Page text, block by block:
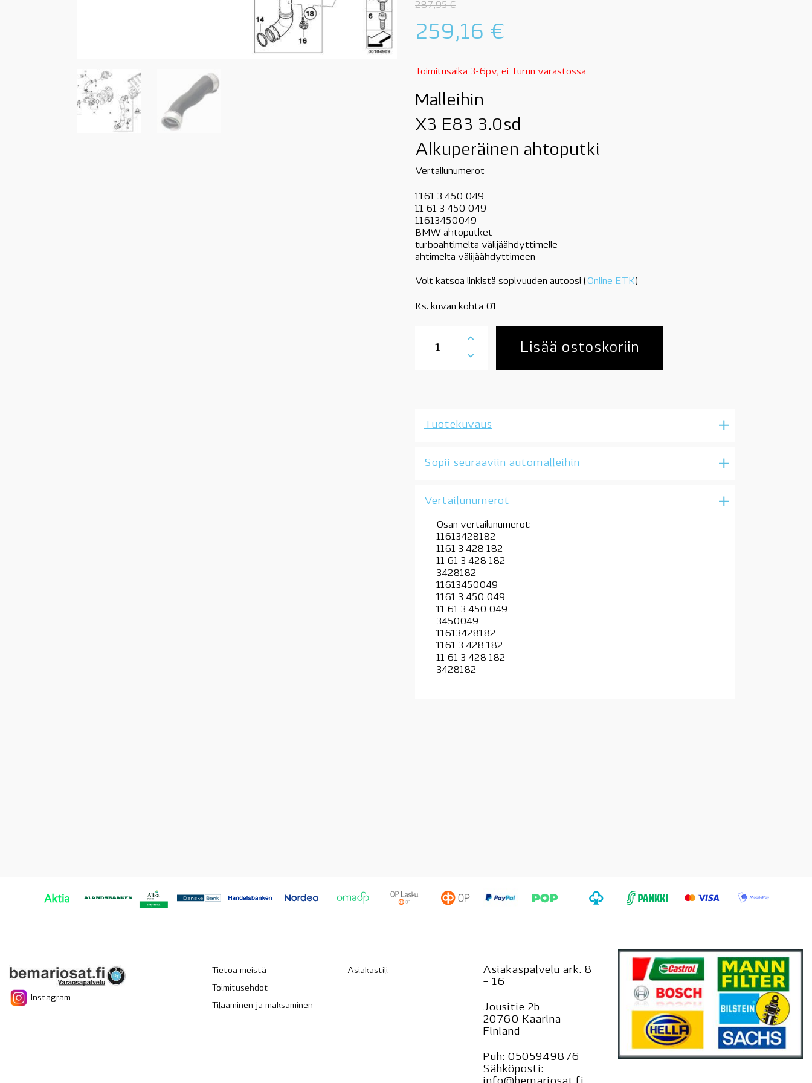
287,95€
259,16 €
Toimitusaika 3-6pv, ei Turun varastossa
Malleihin
X3 E83 3.0sd
Alkuperäinen ahtoputki
Vertailunumerot
1161 3 450 049
11 61 3 450 049
11613450049
BMW ahtoputket
turboahtimelta välijäähdyttimelle
ahtimelta välijäähdyttimeen
Voit katsoa linkistä sopivuuden autoosi (Online ETK)
Ks. kuvan kohta 01
BMW
M57S,
Lisää ostoskoriin
Tuotekuvaus
Sopii seuraaviin automalleihin
Vertailunumerot
Osan vertailunumerot:
11613428182
1161 3 428 182
11 61 3 428 182
3428182
11613450049
1161 3 450 049
11 61 3 450 049
3450049
11613428182
1161 3 428 182
11 61 3 428 182
3428182
Instagram
Tietoa meistä
Toimitusehdot
Tilaaminen ja maksaminen
Asiakastili
Asiakaspalvelu ark. 8
– 16
Jousitie 2b
20760 Kaarina
Finland
Puh: 0505949876
Sähköposti: